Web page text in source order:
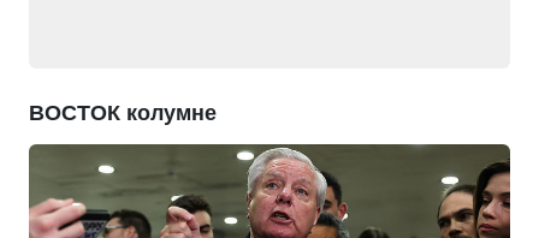
ВОСТОК колумне